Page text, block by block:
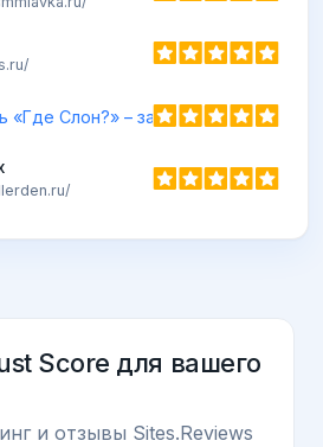
Score для вашего
и отзывы Sites.Reviews